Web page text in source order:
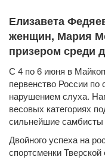
Елизавета
женщин, Мария
призером среди
С 4 по 6 июня в
первенство России
нарушением слуха.
весовых категориях
сильнейшие
Двойного успеха на
спортсменки Тверской